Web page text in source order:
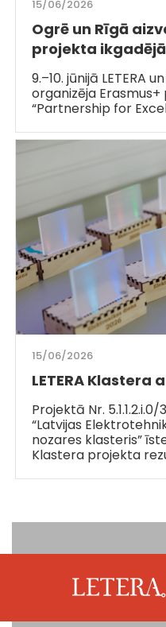
15/06/2026
Ogrē un Rīgā
projekta
9.–10. jūnijā LETERA
organizēja
“Partnership for
15/06/2026
LETERA
Projektā Nr.
“Latvijas
nozares klasteris”
Klastera projekta